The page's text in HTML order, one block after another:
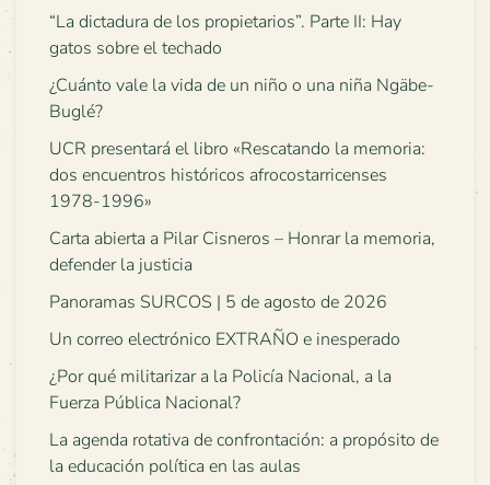
“La dictadura de los propietarios”. Parte II: Hay
gatos sobre el techado
¿Cuánto vale la vida de un niño o una niña Ngäbe-
Buglé?
UCR presentará el libro «Rescatando la memoria:
dos encuentros históricos afrocostarricenses
1978-1996»
Carta abierta a Pilar Cisneros – Honrar la memoria,
defender la justicia
Panoramas SURCOS | 5 de agosto de 2026
Un correo electrónico EXTRAÑO e inesperado
¿Por qué militarizar a la Policía Nacional, a la
Fuerza Pública Nacional?
La agenda rotativa de confrontación: a propósito de
la educación política en las aulas